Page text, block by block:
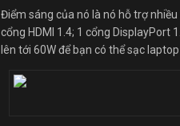
Điểm sáng của nó là nó hỗ trợ nhiều
cổng HDMI 1.4; 1 cổng DisplayPort
lên tới 60W để bạn có thể sạc